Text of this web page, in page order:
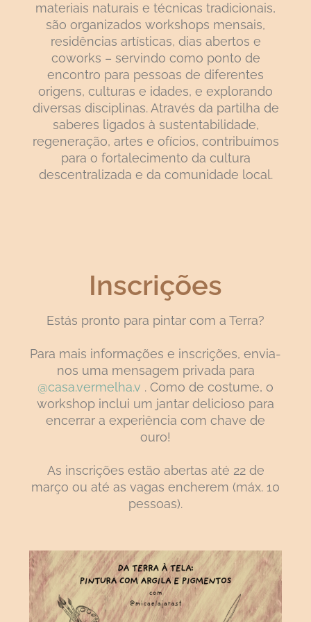
materiais naturais e técnicas tradicionais,
são organizados workshops mensais,
residências artísticas, dias abertos e
coworks – servindo como ponto de
encontro para pessoas de diferentes
origens, culturas e idades, e explorando
diversas disciplinas. Através da partilha de
saberes ligados à sustentabilidade,
regeneração, artes e ofícios, contribuímos
para o fortalecimento da cultura
descentralizada e da comunidade local.
Inscrições
Estás pronto para pintar com a Terra?
Para mais informações e inscrições, envia-
nos uma mensagem privada para
@casa.vermelha.v . Como de costume, o
workshop inclui um jantar delicioso para
encerrar a experiência com chave de
ouro!
As inscrições estão abertas até 22 de
março ou até as vagas encherem (máx. 10
pessoas).